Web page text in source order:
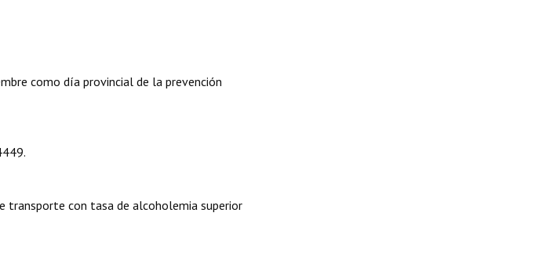
como día provincial de la prevención
transporte con tasa de alcoholemia superior